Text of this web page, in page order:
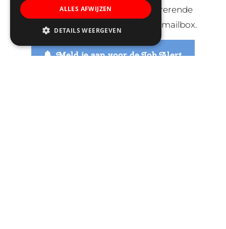
kennismakingsevents en inspirerende
verhalen van Trinamiekers in je mailbox.
Meld je aan voor de Job Alert
ALLES AFWIJZEN
DETAILS WEERGEVEN